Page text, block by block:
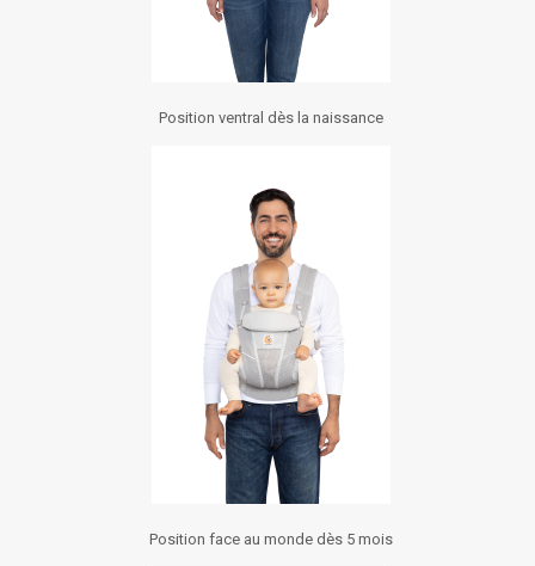
Position ventral dès la naissance
Position face au monde dès 5 mois